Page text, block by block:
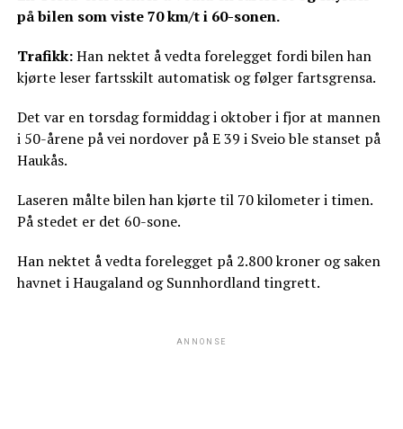
på bilen som viste 70 km/t i 60-sonen.
Trafikk:Han nektet å vedta forelegget fordi bilen han
kjørte leser fartsskilt automatisk og følger fartsgrensa.
Det var en torsdag formiddag i oktober i fjor at mannen
i 50-årene på vei nordover på E 39 i Sveio ble stanset på
Haukås.
Laseren målte bilen han kjørte til 70 kilometer i timen.
På stedet er det 60-sone.
Han nektet å vedta forelegget på 2.800 kroner og saken
havnet i Haugaland og Sunnhordland tingrett.
ANNONSE